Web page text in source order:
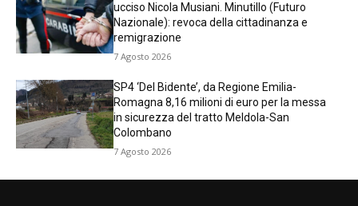
ucciso Nicola Musiani. Minutillo (Futuro
Nazionale): revoca della cittadinanza e
remigrazione
7 Agosto 2026
SP4 ‘Del Bidente’, da Regione Emilia-
Romagna 8,16 milioni di euro per la messa
in sicurezza del tratto Meldola-San
Colombano
7 Agosto 2026